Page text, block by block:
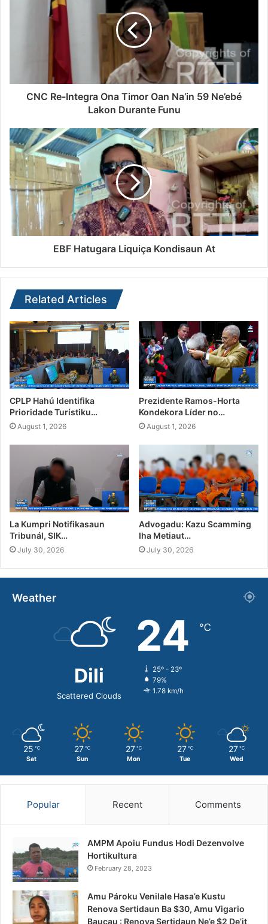
CNC Re-Integra Ona Timor Oan Na’in 59 Ne’ebé
Lakon Durante Funu
EBF Hatugara Liquiça Kondisaun At
Related Articles
CPLP Hahú Identifika
Prioridade Turístiku…
August 1, 2026
Prezidente Ramos-Horta
Kondekora Líder no…
August 1, 2026
La Kumpri Notifikasaun
Tribunál, SIK…
July 30, 2026
Advogadu: Kazu Scamming
Iha Metiaut…
July 30, 2026
Weather
Dili
Scattered Clouds
24 ℃
25º - 23º
79%
1.78 km/h
25 ℃
Sat
27 ℃
Sun
27 ℃
Mon
27 ℃
Tue
27 ℃
Wed
Popular Recent Comments
AMPM Apoiu Fundus Hodi Dezenvolve
Hortikultura
February 28, 2023
Amu Pároku Venilale Hasa’e Kustu
Renova Sertidaun Ba $30, Amu Vigario
Baucau : Renova Sertidaun Ne’e $2 De’it